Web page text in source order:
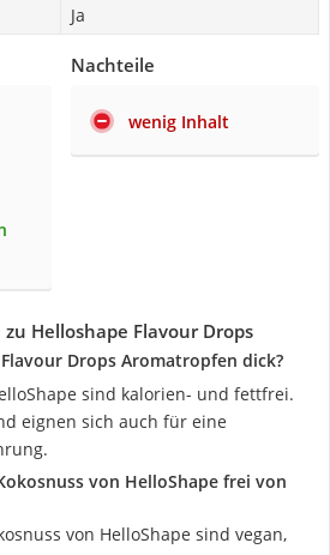
Ja
Nachteile
wenig Inhalt
Helloshape Flavour Drops
Drops Aromatropfen dick?
sind kalorien- und fettfrei.
eignen sich auch für eine
von HelloShape frei von
von HelloShape sind vegan,